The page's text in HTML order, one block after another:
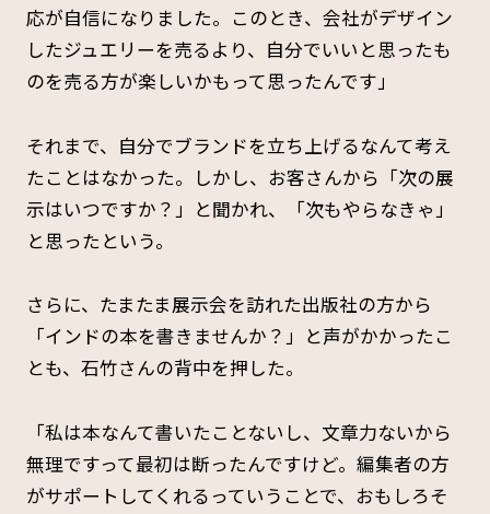
応が自信になりました。このとき、会社がデザイン
したジュエリーを売るより、自分でいいと思ったも
のを売る方が楽しいかもって思ったんです」
それまで、自分でブランドを立ち上げるなんて考え
たことはなかった。しかし、お客さんから「次の展
示はいつですか？」と聞かれ、「次もやらなきゃ」
と思ったという。
さらに、たまたま展示会を訪れた出版社の方から
「インドの本を書きませんか？」と声がかかったこ
とも、石竹さんの背中を押した。
「私は本なんて書いたことないし、文章力ないから
無理ですって最初は断ったんですけど。編集者の方
がサポートしてくれるっていうことで、おもしろそ